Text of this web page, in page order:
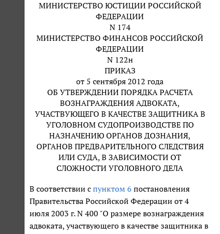
МИНИСТЕРСТВО ЮСТИЦИИ РОССИЙСКОЙ
ФЕДЕРАЦИИ
N 174
МИНИСТЕРСТВО ФИНАНСОВ РОССИЙСКОЙ
ФЕДЕРАЦИИ
N 122н
ПРИКАЗ
от 5 сентября 2012 года
ОБ УТВЕРЖДЕНИИ ПОРЯДКА РАСЧЕТА
ВОЗНАГРАЖДЕНИЯ АДВОКАТА,
УЧАСТВУЮЩЕГО В КАЧЕСТВЕ ЗАЩИТНИКА В
УГОЛОВНОМ СУДОПРОИЗВОДСТВЕ ПО
НАЗНАЧЕНИЮ ОРГАНОВ ДОЗНАНИЯ,
ОРГАНОВ ПРЕДВАРИТЕЛЬНОГО СЛЕДСТВИЯ
ИЛИ СУДА, В ЗАВИСИМОСТИ ОТ
СЛОЖНОСТИ УГОЛОВНОГО ДЕЛА
В соответствии с пунктом 6 постановления
Правительства Российской Федерации от 4
июля 2003 г. N 400 "О размере вознаграждения
адвоката, участвующего в качестве защитника в